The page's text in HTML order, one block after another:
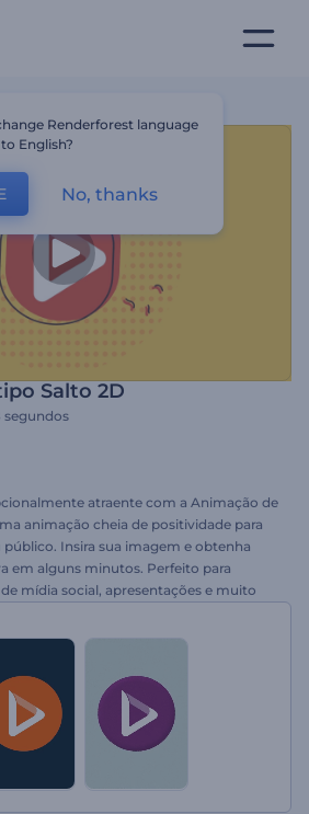
Salto 2D
segundos
atraente com a Animação de
animação cheia de positividade para
Insira sua imagem e obtenha
em alguns minutos. Perfeito para
mídia social, apresentações e muito
Renderforest language
to English?
No, thanks